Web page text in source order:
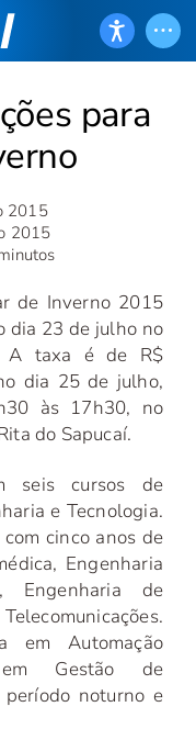
para
2015
2015
de Inverno 2015
dia 23 de julho no
A taxa é de R$
dia 25 de julho,
às 17h30, no
do Sapucaí.
seis cursos de
e Tecnologia.
cinco anos de
Engenharia
Engenharia de
em Automação
Gestão de
período noturno e